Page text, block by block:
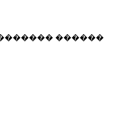
������